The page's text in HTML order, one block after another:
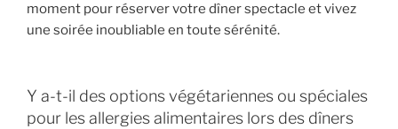
moment pour réserver votre dîner spectacle et vivez
une soirée inoubliable en toute sérénité.
Y a-t-il des options végétariennes ou spéciales
pour les allergies alimentaires lors des dîners